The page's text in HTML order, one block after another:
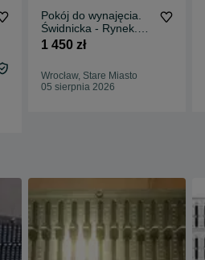
Pokój do wynajęcia.
Świdnicka - Rynek.
Wrocław
1 450 zł
Wrocław, Stare Miasto
05 sierpnia 2026